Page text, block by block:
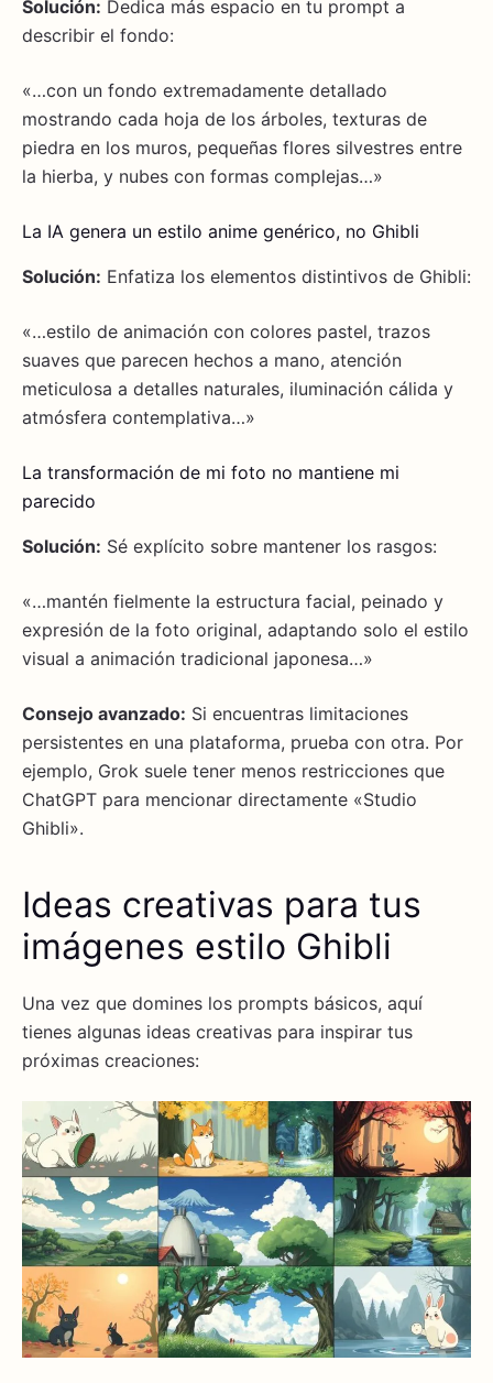
Solución: Dedica más espacio en tu prompt a
describir el fondo:
«…con un fondo extremadamente detallado
mostrando cada hoja de los árboles, texturas de
piedra en los muros, pequeñas flores silvestres entre
la hierba, y nubes con formas complejas…»
La IA genera un estilo anime genérico, no Ghibli
Solución: Enfatiza los elementos distintivos de Ghibli:
«…estilo de animación con colores pastel, trazos
suaves que parecen hechos a mano, atención
meticulosa a detalles naturales, iluminación cálida y
atmósfera contemplativa…»
La transformación de mi foto no mantiene mi
parecido
Solución: Sé explícito sobre mantener los rasgos:
«…mantén fielmente la estructura facial, peinado y
expresión de la foto original, adaptando solo el estilo
visual a animación tradicional japonesa…»
Consejo avanzado: Si encuentras limitaciones
persistentes en una plataforma, prueba con otra. Por
ejemplo, Grok suele tener menos restricciones que
ChatGPT para mencionar directamente «Studio
Ghibli».
Ideas creativas para tus
imágenes estilo Ghibli
Una vez que domines los prompts básicos, aquí
tienes algunas ideas creativas para inspirar tus
próximas creaciones: